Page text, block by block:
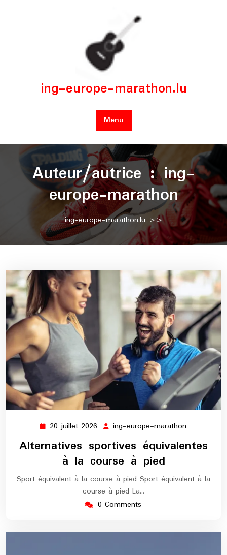
ing-europe-marathon.lu
Menu
Auteur/autrice :ing-
europe-marathon
ing-europe-marathon.lu >>
20 juillet 2026 20
juillet
2026
ing-europe-marathon
europe-
marathon
Alternatives sportives équivalentes
à la course à pied
Sport équivalent à la course à pied Sport équivalent à la
course à pied La…
0 Comments